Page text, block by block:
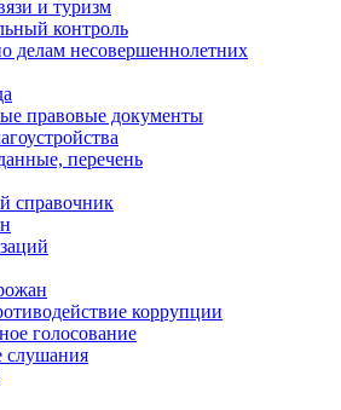
и туризм
контроль
делам несовершеннолетних
правовые документы
перечень
справочник
коррупции
голосование